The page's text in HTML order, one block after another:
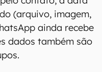
(arquivo, imagem,
ainda recebe
dados também são